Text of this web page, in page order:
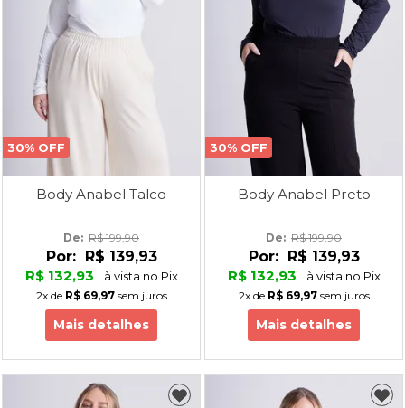
30% OFF
Body Anabel Talco
De: R$ 199,90
Por: R$ 139,93
R$ 132,93
à vista no Pix
2xde R$ 69,97sem juros
Mais detalhes
30% OFF
Body Anabel Preto
De: R$ 199,90
Por: R$ 139,93
R$ 132,93
à vista no Pix
2xde R$ 69,97sem juros
Mais detalhes